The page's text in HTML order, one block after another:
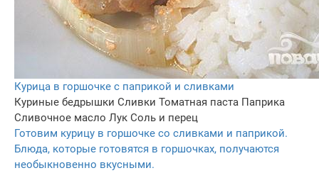
Курица в горшочке с паприкой и сливками
Куриные бедрышки Сливки Томатная паста Паприка
Сливочное масло Лук Соль и перец
Готовим курицу в горшочке со сливками и паприкой.
Блюда, которые готовятся в горшочках, получаются
необыкновенно вкусными.